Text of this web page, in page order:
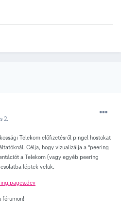
2.
Telekom előfizetésről pingel hostokat
Célja, hogy vizualizálja a "peering
a Telekom (vagy egyéb peering
léptek velük.
fórumon!